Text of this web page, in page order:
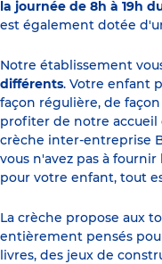
la journée de 8h à 19h
est également dotée
Notre établissement
différents. Votre enfant
façon régulière, de
profiter de notre accueil
crèche inter-entreprise
vous n'avez pas à
pour votre enfant, tout
La crèche propose aux
entièrement pensés
livres, des jeux de